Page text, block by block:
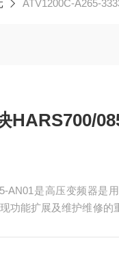
ATV1200C-A265-
HARS700/
AN01是高压变频器是
功能扩展及维护维修的